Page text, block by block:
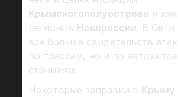
Крымскогополуострова и
регионов Новороссии. В Сети
все больше свидетельств
по трассам, но и по
станциям.
Некоторые заправки в Крыму